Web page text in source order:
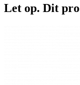
Let op. Dit